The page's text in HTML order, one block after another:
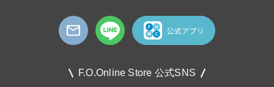
F.O.Online Store 公式SNS